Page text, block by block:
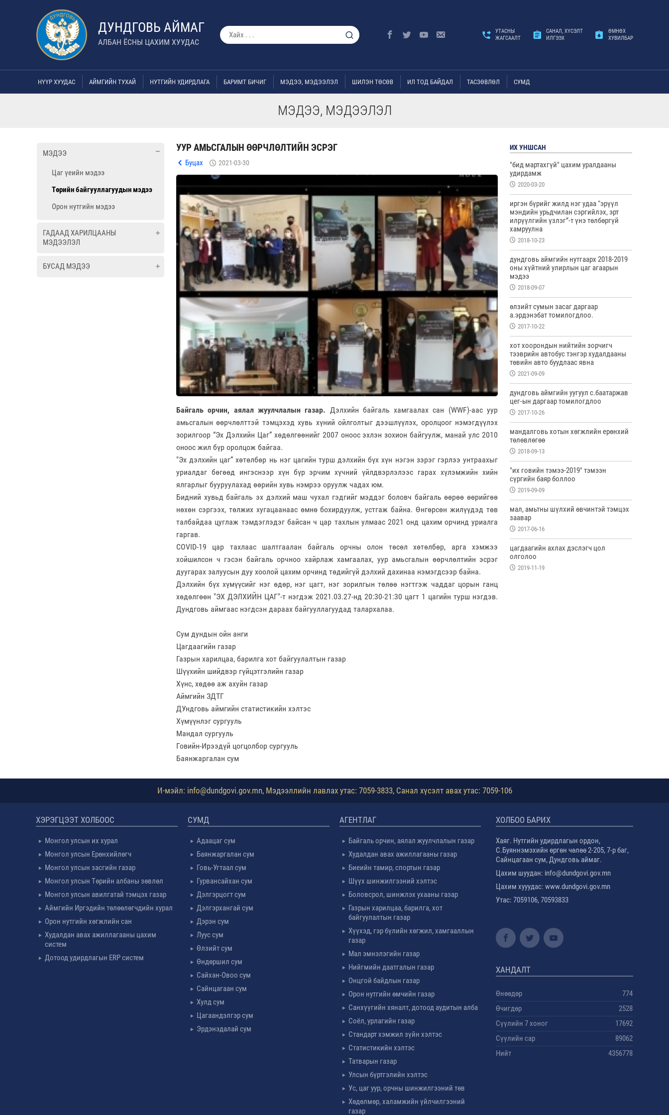
ДУНДГОВЬ АЙМАГ
АЛБАН ЁСНЫ ЦАХИМ ХУУДАС
УТАСНЫ
ЖАГСААЛТ
САНАЛ, ХҮСЭЛТ
ИЛГЭЭХ
ӨМНӨХ
ХУВИЛБАР
НҮҮР ХУУДАС АЙМГИЙН ТУХАЙ НУТГИЙН УДИРДЛАГА БАРИМТ БИЧИГ МЭДЭЭ, МЭДЭЭЛЭЛ ШИЛЭН ТӨСӨВ ИЛ ТОД БАЙДАЛ ТАСЗӨВЛӨЛ СУМД
МЭДЭЭ, МЭДЭЭЛЭЛ
МЭДЭЭ
Цаг үеийн мэдээ
Төрийн байгууллагуудын мэдээ
Орон нутгийн мэдээ
ГАДААД ХАРИЛЦААНЫ
МЭДЭЭЛЭЛ
БУСАД МЭДЭЭ
УУР АМЬСГАЛЫН ӨӨРЧЛӨЛТИЙН ЭСРЭГ
Буцах 2021-03-30
Байгаль орчин, аялал жуулчлалын газар. Дэлхийн байгаль хамгаалах сан (WWF)-аас уур
амьсгалын өөрчлөлттэй тэмцэхэд хувь хүний ойлголтыг дээшлүүлэх, оролцоог нэмэгдүүлэх
зорилгоор “Эх Дэлхийн Цаг” хөдөлгөөнийг 2007 оноос эхлэн зохион байгуулж, манай улс 2010
оноос жил бүр оролцож байгаа.
"Эх дэлхийн цаг” хөтөлбөр нь нэг цагийн турш дэлхийн бүх хүн нэгэн зэрэг гэрлээ унтраахыг
уриалдаг бөгөөд ингэснээр хүн бүр эрчим хүчний үйлдвэрлэлээс гарах хүлэмжийн хийн
ялгарлыг бууруулахад өөрийн хувь нэмрээ оруулж чадах юм.
Бидний хувьд байгаль эх дэлхий маш чухал гэдгийг мэддэг боловч байгаль өөрөө өөрийгөө
нөхөн сэргээх, төлжих хугацаанаас өмнө бохирдуулж, устгаж байна. Өнгөрсөн жилүүдэд төв
талбайдаа цуглаж тэмдэглэдэг байсан ч цар тахлын улмаас 2021 онд цахим орчинд уриалга
гаргав.
COVID-19 цар тахлаас шалтгаалан байгаль орчны олон төсөл хөтөлбөр, арга хэмжээ
хойшилсон ч гэсэн байгаль орчноо хайрлаж хамгаалах, уур амьсгалын өөрчлөлтийн эсрэг
дуугарах залуусын дуу хоолой цахим орчинд төдийгүй дэлхий дахинаа нэмэгдсээр байна.
Дэлхийн бүх хүмүүсийг нэг өдөр, нэг цагт, нэг зорилгын төлөө нэгтгэж чаддаг цорын ганц
хөдөлгөөн "ЭХ ДЭЛХИЙН ЦАГ"-т нэгдэж 2021.03.27-нд 20:30-21:30 цагт 1 цагийн турш нэгдэв.
Дундговь аймгаас нэгдсэн дараах байгууллагуудад талархалаа.
Сум дундын ойн анги
Цагдаагийн газар
Газрын харилцаа, барилга хот байгуулалтын газар
Шүүхийн шийдвэр гүйцэтгэлийн газар
Хүнс, хөдөө аж ахуйн газар
Аймгийн ЗДТГ
ДУндговь аймгийн статистикийн хэлтэс
Хүмүүнлэг сургууль
Мандал сургууль
Говийн-Ирээдүй цогцолбор сургууль
Баянжаргалан сум
ИХ УНШСАН
"бид мартахгүй" цахим уралдааны
удирдамж
2020-03-20
иргэн бүрийг жилд нэг удаа “эрүүл
мэндийн урьдчилан сэргийлэх, эрт
илрүүлгийн үзлэг”-т үнэ төлбөргүй
хамруулна
2018-10-23
дундговь аймгийн нутгаарх 2018-2019
оны хүйтний улирлын цаг агаарын
мэдээ
2018-09-07
өлзийт сумын засаг даргаар
а.эрдэнэбат томилогдлоо.
2017-10-22
хот хоорондын нийтийн зорчигч
тээврийн автобус тэнгэр худалдааны
төвийн авто буудлаас явна
2021-09-09
дундговь аймгийн уугуул с.баатаржав
цег-ын даргаар томилогдлоо
2017-10-26
мандалговь хотын хөгжлийн ерөнхий
төлөвлөгөө
2018-09-13
"их говийн тэмээ-2019" тэмээн
сүргийн баяр боллоо
2019-09-09
мал, амьтны шүлхий өвчинтэй тэмцэх
заавар
2017-06-16
цагдаагийн ахлах дэслэгч цол
олголоо
2019-11-19
И-мэйл: info@dundgovi.gov.mn, Мэдээллийн лавлах утас: 7059-3833, Санал хүсэлт авах утас: 7059-106
ХЭРЭГЦЭЭТ ХОЛБООС
Монгол улсын их хурал
Монгол улсын Ерөнхийлөгч
Монгол улсын засгийн газар
Монгол улсын Төрийн албаны зөвлөл
Монгол улсын авилгатай тэмцэх газар
Аймгийн Иргэдийн төлөөлөгчдийн хурал
Орон нутгийн хөгжлийн сан
Худалдан авах ажиллагааны цахим
систем
Дотоод удирдлагын ERP систем
СУМД
Адаацаг сум
Баянжаргалан сум
Говь-Угтаал сум
Гурвансайхан сум
Дэлгэрцогт сум
Дэлгэрхангай сум
Дэрэн сум
Луус сум
Өлзийт сум
Өндөршил сум
Сайхан-Овоо сум
Сайнцагаан сум
Хулд сум
Цагаандэлгэр сум
Эрдэнэдалай сум
АГЕНТЛАГ
Байгаль орчин, аялал жуулчлалын газар
Худалдан авах ажиллагааны газар
Биеийн тамир, спортын газар
Шүүх шинжилгээний хэлтэс
Боловсрол, шинжлэх ухааны газар
Газрын харилцаа, барилга, хот
байгуулалтын газар
Хүүхэд, гэр бүлийн хөгжил, хамгааллын
газар
Мал эмнэлэгийн газар
Нийгмийн даатгалын газар
Онцгой байдлын газар
Орон нутгийн өмчийн газар
Санхүүгийн хяналт, дотоод аудитын алба
Соёл, урлагийн газар
Стандарт хэмжил зүйн хэлтэс
Статистикийн хэлтэс
Татварын газар
Улсын бүртгэлийн хэлтэс
Ус, цаг уур, орчны шинжилгээний төв
Хөдөлмөр, халамжийн үйлчилгээний
газар
ХОЛБОО БАРИХ
Хаяг. Нутгийн удирдлагын ордон,
С.Буяннэмэхийн өргөн чөлөө 2-205, 7-р баг,
Сайнцагаан сум, Дундговь аймаг.
Цахим шуудан: info@dundgovi.gov.mn
Цахим хууудас: www.dundgovi.gov.mn
Утас: 7059106, 70593833
ХАНДАЛТ
Өнөөдөр
774
Өчигдөр
2528
Сүүлийн 7 хоног
17692
Сүүлийн сар
89062
Нийт
4356778